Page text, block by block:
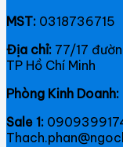
MST: 0318736715
Địa chỉ: 77/17
TP Hồ Chí Minh
Phòng Kinh Doanh:
Sale 1: